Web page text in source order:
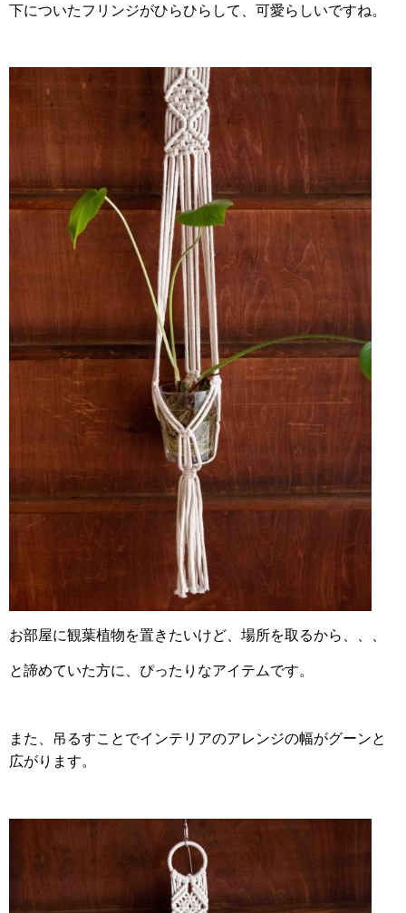
下についたフリンジがひらひらして、可愛らしいですね。
お部屋に観葉植物を置きたいけど、場所を取るから、、、
と諦めていた方に、ぴったりなアイテムです。
また、吊るすことでインテリアのアレンジの幅がグーンと
広がります。